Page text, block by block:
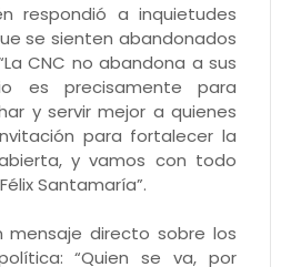
respondió a inquietudes
se sienten abandonados
CNC no abandona a sus
es precisamente para
y servir mejor a quienes
para fortalecer la
y vamos con todo
Santamaría”.
mensaje directo sobre los
“Quien se va, por